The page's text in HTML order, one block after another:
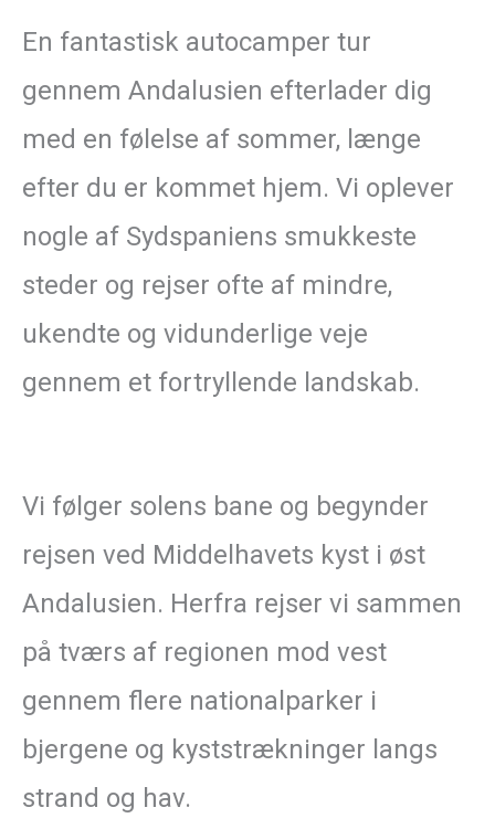
En fantastisk autocamper tur
gennem Andalusien efterlader dig
med en følelse af sommer, længe
efter du er kommet hjem. Vi oplever
nogle af Sydspaniens smukkeste
steder og rejser ofte af mindre,
ukendte og vidunderlige veje
gennem et fortryllende landskab.
Vi følger solens bane og begynder
rejsen ved Middelhavets kyst i øst
Andalusien. Herfra rejser vi sammen
på tværs af regionen mod vest
gennem flere nationalparker i
bjergene og kyststrækninger langs
strand og hav.